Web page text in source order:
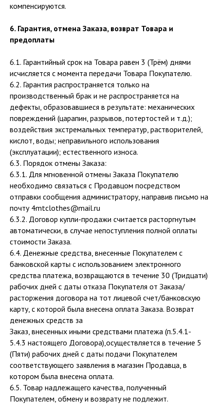
компенсируются.
6. Гарантия, отмена Заказа, возврат Товара и
предоплаты
6.1. Гарантийный срок на Товара равен 3 (Трём) днями
исчисляется с момента передачи Товара Покупателю.
6.2. Гарантия распространяется только на
производственный брак и не распространяется на
дефекты, образовавшиеся в результате: механических
повреждений (царапин, разрывов, потертостей и т.д.);
воздействия экстремальных температур, растворителей,
кислот, воды; неправильного использования
(эксплуатации); естественного износа.
6.3. Порядок отмены Заказа:
6.3.1. Для мгновенной отмены Заказа Покупателю
необходимо связаться с Продавцом посредством
отправки сообщения администратору, направив письмо на
почту 4mtclothes@mail.ru
6.3.2. Договор купли-продажи считается расторгнутым
автоматически, в случае непоступления полной оплаты
стоимости Заказа.
6.4. Денежные средства, внесенные Покупателем с
банковской карты с использованием электронного
средства платежа, возвращаются в течение 30 (Тридцати)
рабочих дней с даты отказа Покупателя от Заказа/
расторжения договора на тот лицевой счет/банковскую
карту, с которой была внесена оплата Заказа. Возврат
денежных средств за
Заказ, внесенных иными средствами платежа (п.5.4.1-
5.4.3 настоящего Договора),осуществляется в течение 5
(Пяти) рабочих дней с даты подачи Покупателем
соответствующего заявления в магазин Продавца, в
котором была внесена оплата.
6.5. Товар надлежащего качества, полученный
Покупателем, обмену и возврату не подлежит.